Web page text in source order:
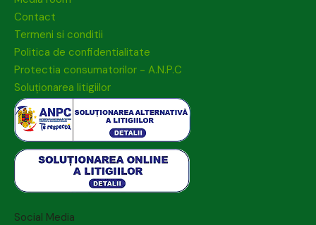
Contact
Termeni si conditii
Politica de confidentialitate
Protectia consumatorilor - A.N.P.C
Soluționarea litigiilor
Social Media